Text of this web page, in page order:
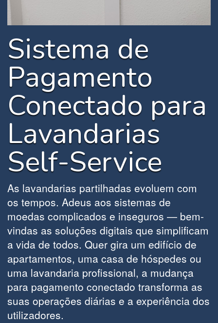
Sistema de
Pagamento
Conectado para
Lavandarias
Self-Service
As lavandarias partilhadas evoluem com
os tempos. Adeus aos sistemas de
moedas complicados e inseguros — bem-
vindas as soluções digitais que simplificam
a vida de todos. Quer gira um edifício de
apartamentos, uma casa de hóspedes ou
uma lavandaria profissional, a mudança
para pagamento conectado transforma as
suas operações diárias e a experiência dos
utilizadores.